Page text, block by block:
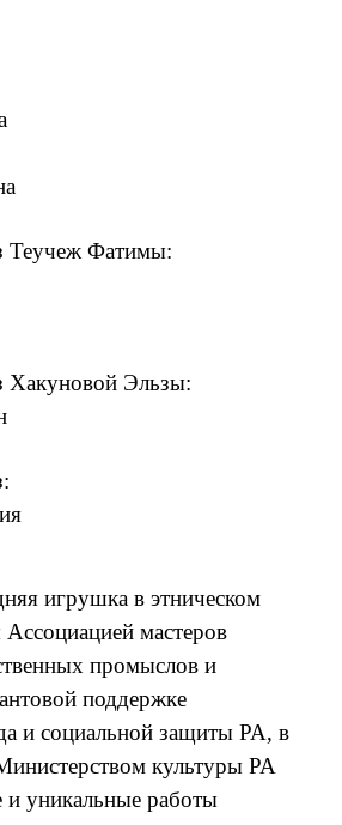
Теучеж Фатимы:
Хакуновой Эльзы:
игрушка в этническом
Ассоциацией мастеров
промыслов и
поддержке
и социальной защиты РА, в
культуры PA
уникальные работы